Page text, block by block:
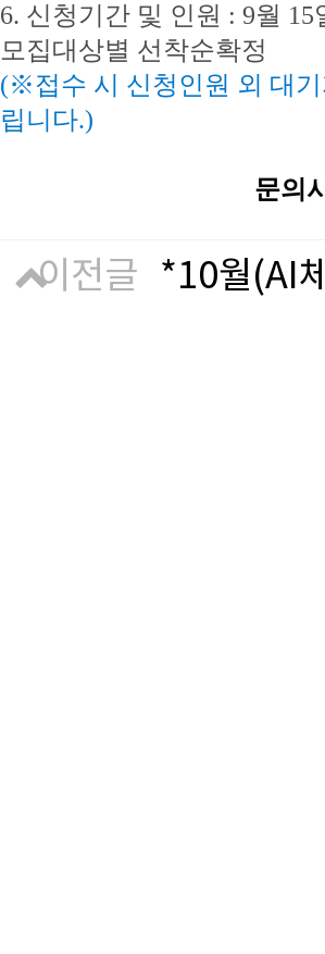
6. 신청기간 및 인원 : 9월 15
모집대상별 선착순확정
(※접수 시 신청인원 외 대
립니다.)
문의
이전글 *10월(AI